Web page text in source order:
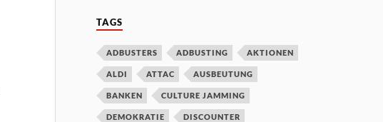
TAGS
ADBUSTERS ADBUSTING AKTIONEN
ALDI ATTAC AUSBEUTUNG
BANKEN CULTURE JAMMING
DEMOKRATIE DISCOUNTER